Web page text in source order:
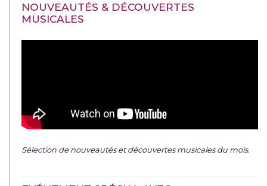
NOUVEAUTÉS & DÉCOUVERTES
MUSICALES
Sélection denouveautés et découvertes musicales du mois.